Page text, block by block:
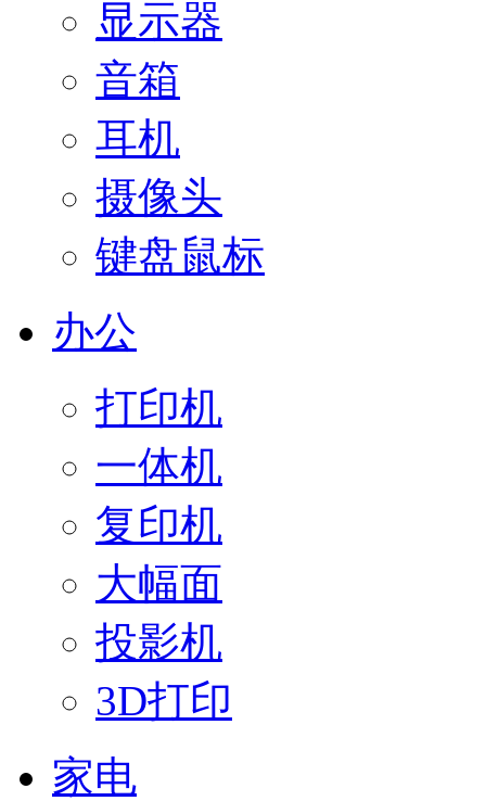
显示器
音箱
耳机
摄像头
键盘鼠标
办公
打印机
一体机
复印机
大幅面
投影机
3D打印
家电